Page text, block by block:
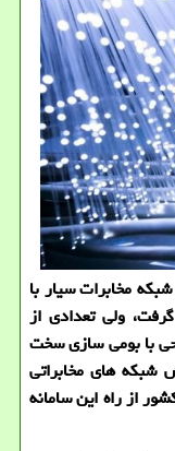
مخابرات سیار با
ولی تعدادی از
با بومی سازی سخت
شبكه های مخابراتی
از راه این سامانه